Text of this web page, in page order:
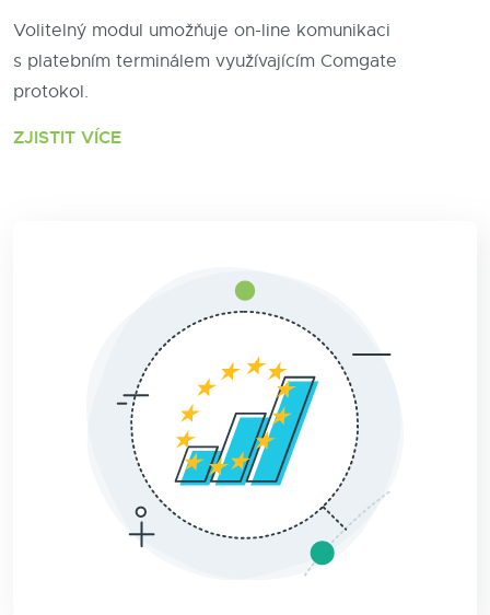
Volitelný modul umožňuje on-line komunikaci
s platebním terminálem využívajícím Comgate
protokol.
ZJISTIT VÍCE